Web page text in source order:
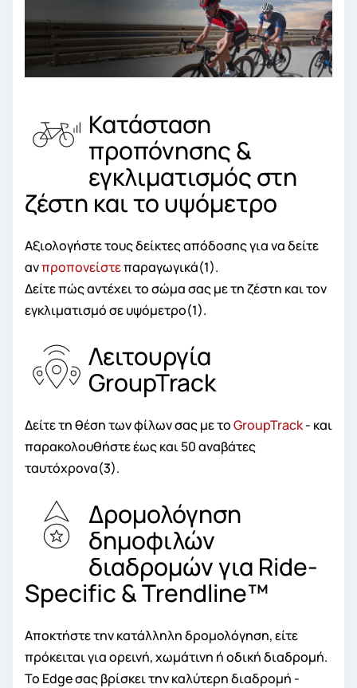
Κατάσταση
προπόνησης &
εγκλιματισμός στη
ζέστη και το υψόμετρο
Αξιολογήστε τους δείκτες απόδοσης για να δείτε
ανπροπονείστεπαραγωγικά(1).
Δείτε πώς αντέχει το σώμα σας με τη ζέστη και τον
εγκλιματισμό σε υψόμετρο(1).
Λειτουργία
GroupTrack
Δείτε τη θέση των φίλων σας με τοGroupTrack- και
παρακολουθήστε έως και 50 αναβάτες
ταυτόχρονα(3).
Δρομολόγηση
δημοφιλών
διαδρομών για Ride-
Specific & Trendline™
Αποκτήστε την κατάλληλη δρομολόγηση, είτε
πρόκειται για ορεινή, χωμάτινη ή οδική διαδρομή.
Το Edge σας βρίσκει την καλύτερη διαδρομή -